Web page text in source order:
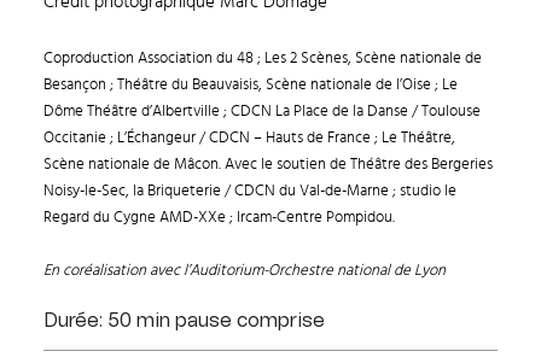
Coproduction Association du 48 ; Les 2 Scènes, Scène nationale de
Besançon ; Théâtre du Beauvaisis, Scène nationale de l’Oise ; Le
Dôme Théâtre d’Albertville ; CDCN La Place de la Danse / Toulouse
Occitanie ; L’Échangeur / CDCN – Hauts de France ; Le Théâtre,
Scène nationale de Mâcon. Avec le soutien de Théâtre des Bergeries
Noisy-le-Sec, la Briqueterie / CDCN du Val-de-Marne ; studio le
Regard du Cygne AMD-XXe ; Ircam-Centre Pompidou.
En coréalisation avec l’Auditorium-Orchestre national de Lyon
Durée: 50 min pause comprise